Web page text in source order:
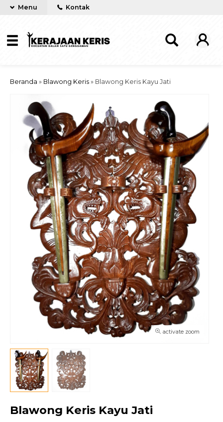
Menu Kontak
Beranda » Blawong Keris » Blawong Keris Kayu Jati
activate zoom
Blawong Keris Kayu Jati